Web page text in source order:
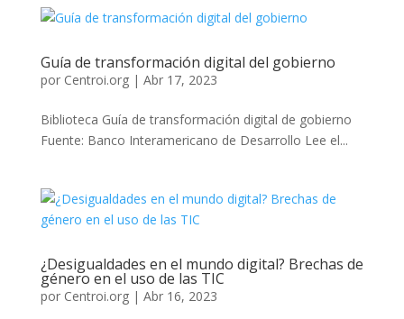
Guía de transformación digital del gobierno
por Centroi.org| Abr 17, 2023
Biblioteca Guía de transformación digital de gobierno
Fuente: Banco Interamericano de Desarrollo Lee el...
¿Desigualdades en el mundo digital? Brechas de
género en el uso de las TIC
por Centroi.org| Abr 16, 2023